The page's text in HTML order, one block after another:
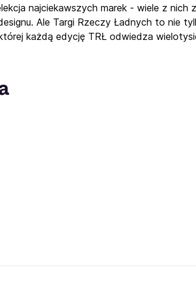
najciekawszych marek - wiele z nich
Ale Targi Rzeczy Ładnych to nie
każdą edycję TRŁ odwiedza